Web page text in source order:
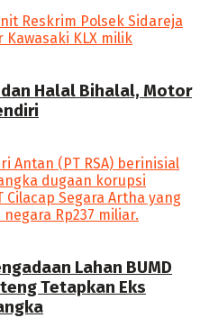
Halal Bihalal, Motor
Lahan BUMD
Tetapkan Eks